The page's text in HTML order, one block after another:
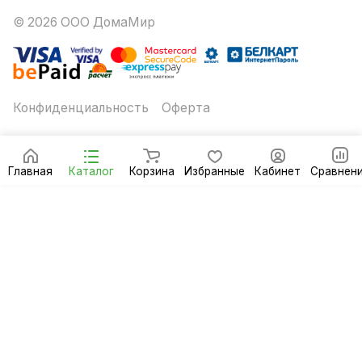
Главная Каталог Корзина Избранные Кабинет
© 2026 ООО ДомаМир
Конфиденциальность Оферта